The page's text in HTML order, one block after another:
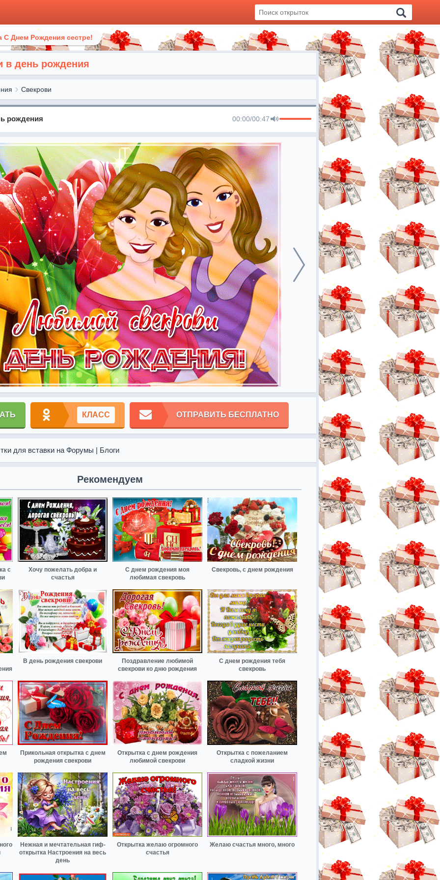
С Днем Рождения сестре!
в день рождения
Cвекрови
рождения 00:00/00:47
КЛАСС ОТПРАВИТЬ БЕСПЛАТНО
для вставки на Форумы | Блоги
Рекомендуем
с
Хочу пожелать добра и
счастья
С днем рождения моя
любимая свекровь
Свекровь, с днем рождения
В день рождения свекрови
Поздравление любимой
свекрови ко дню рождения
С днем рождения тебя
свекровь
Прикольная открытка с днем
рождения свекрови
Открытка с днем рождения
любимой свекрови
Открытка с пожеланием
сладкой жизни
Нежная и мечтательная гиф-
открытка Настроения на весь
день
Открытка желаю огромного
счастья
Желаю счастья много, много